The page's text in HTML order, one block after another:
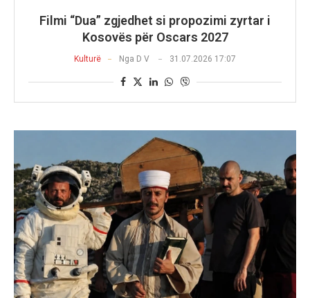
Filmi “Dua” zgjedhet si propozimi zyrtar i
Kosovës për Oscars 2027
Kulturë Nga D V 31.07.2026 17:07